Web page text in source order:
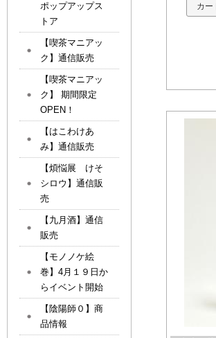
カー
ポップアップス
トア
【喫茶マニアッ
ク】通信販売
【喫茶マニアッ
ク】 期間限定
OPEN！
【はこわけあ
み】通信販売
【煩悩展 けそ
シロウ】通信販
売
【九月酒】通信
販売
【モノノケ絵
巻】4月１９日か
らイベント開始
【陰陽師０】商
品情報